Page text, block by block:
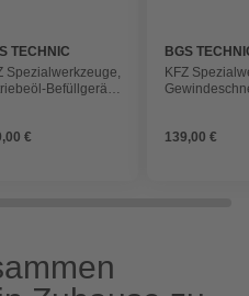
TECHNIC
Spezialwerkzeuge,
Befüllgerät
€
BGS
KFZ
139,00 €